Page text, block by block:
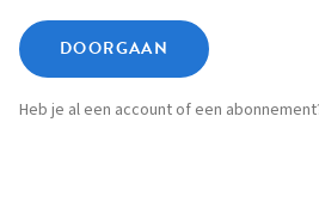
DOORGAAN
Heb je al een account of een